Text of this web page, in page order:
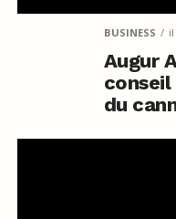
BUSINESS
Augur
du